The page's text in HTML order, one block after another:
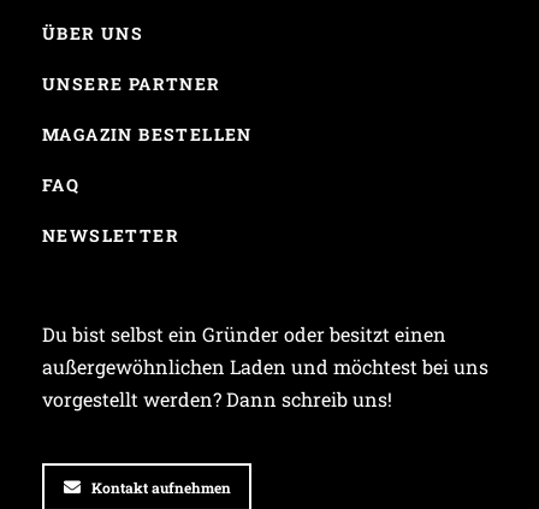
ÜBER UNS
UNSERE PARTNER
MAGAZIN BESTELLEN
FAQ
NEWSLETTER
Du bist selbst ein Gründer oder besitzt einen
außergewöhnlichen Laden und möchtest bei uns
vorgestellt werden? Dann schreib uns!
Kontakt aufnehmen